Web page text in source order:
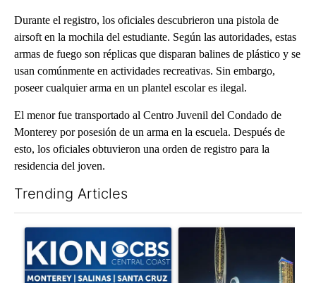
Durante el registro, los oficiales descubrieron una pistola de
airsoft en la mochila del estudiante. Según las autoridades, estas
armas de fuego son réplicas que disparan balines de plástico y se
usan comúnmente en actividades recreativas. Sin embargo,
poseer cualquier arma en un plantel escolar es ilegal.
El menor fue transportado al Centro Juvenil del Condado de
Monterey por posesión de un arma en la escuela. Después de
esto, los oficiales obtuvieron una orden de registro para la
residencia del joven.
Trending Articles
A trending article titled "FIFA scraps controversial $20 billion
A trending article titled